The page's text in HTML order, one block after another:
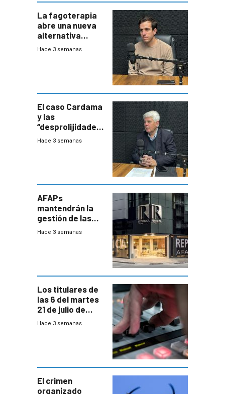
La fagoterapia
abre una nueva
alternativa
contra bacterias
innovadora
Hace 3 semanas
El caso Cardama
y las
“desprolijidades”
que la
Hace 3 semanas
AFAPs
mantendrán la
gestión de las
cuentas
Hace 3 semanas
Los titulares de
las 6 del martes
21 de julio de
2026
Hace 3 semanas
El crimen
organizado